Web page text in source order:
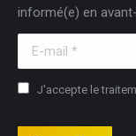
windowwindowwindow
informé(e) en
E-mail *
J'accepte le